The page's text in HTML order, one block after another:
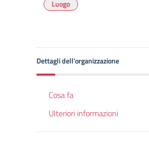
Luogo
Dettagli dell'organizzazione
Cosa fa
Ulteriori informazioni